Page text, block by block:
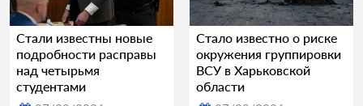
Стали известны новые
подробности расправы
над четырьмя
студентами
Стало известно о риске
окружения группировки
ВСУ в Харьковской
области